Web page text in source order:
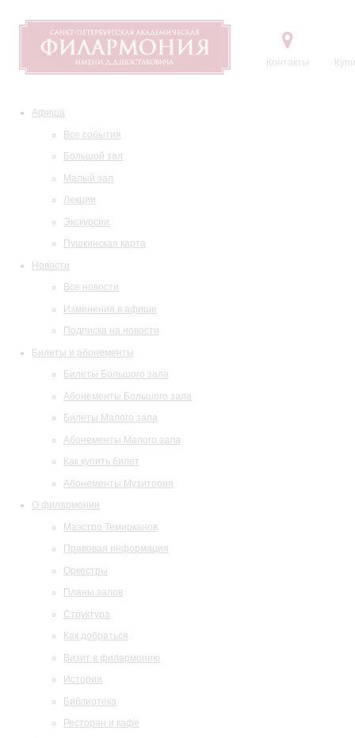
Контакты
Афиша
Все события
Большой зал
Малый зал
Лекции
Экскурсии
Пушкинская карта
Новости
Все новости
Изменения в афише
Подписка на новости
Билеты и абонементы
Билеты Большого зала
Абонементы Большого зала
Билеты Малого зала
Абонементы Малого зала
Как купить билет
Абонементы Музитория
О филармонии
Маэстро Темирканов
Правовая информация
Оркестры
Планы залов
Структура
Как добраться
Визит в филармонию
История
Библиотека
Ресторан и кафе